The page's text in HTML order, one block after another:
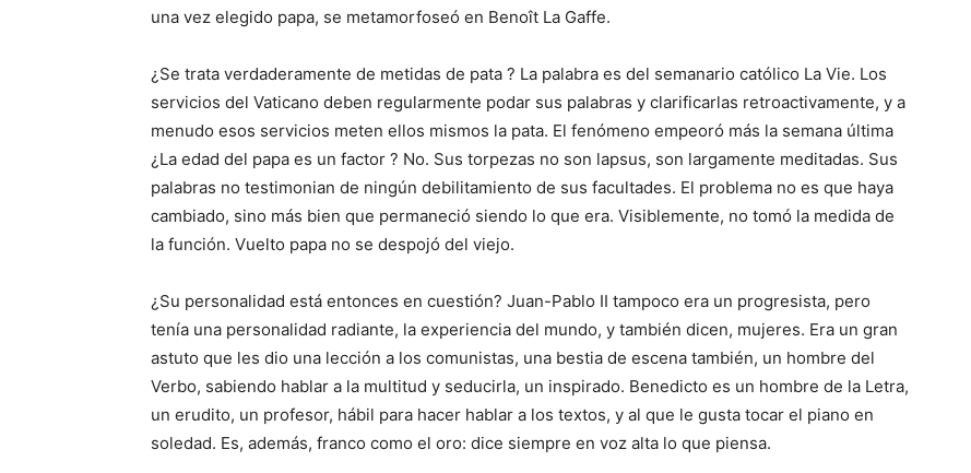
una vez elegido papa, se metamorfoseó en Benoît La Gaffe.
¿Se trata verdaderamente de metidas de pata ? La palabra es del semanario católico La Vie. Los
servicios del Vaticano deben regularmente podar sus palabras y clarificarlas retroactivamente, y a
menudo esos servicios meten ellos mismos la pata. El fenómeno empeoró más la semana última
¿La edad del papa es un factor ? No. Sus torpezas no son lapsus, son largamente meditadas. Sus
palabras no testimonian de ningún debilitamiento de sus facultades. El problema no es que haya
cambiado, sino más bien que permaneció siendo lo que era. Visiblemente, no tomó la medida de
la función. Vuelto papa no se despojó del viejo.
¿Su personalidad está entonces en cuestión? Juan-Pablo II tampoco era un progresista, pero
tenía una personalidad radiante, la experiencia del mundo, y también dicen, mujeres. Era un gran
astuto que les dio una lección a los comunistas, una bestia de escena también, un hombre del
Verbo, sabiendo hablar a la multitud y seducirla, un inspirado. Benedicto es un hombre de la Letra,
un erudito, un profesor, hábil para hacer hablar a los textos, y al que le gusta tocar el piano en
soledad. Es, además, franco como el oro: dice siempre en voz alta lo que piensa.